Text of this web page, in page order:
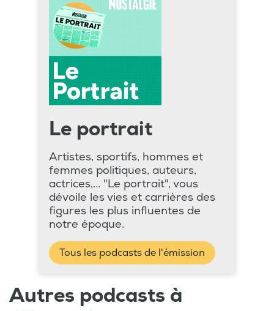
Le portrait
Artistes, sportifs, hommes et
femmes politiques, auteurs,
actrices,... "Le portrait", vous
dévoile les vies et carrières des
figures les plus influentes de
notre époque.
Tous les podcasts de l'émission
Autres podcasts à